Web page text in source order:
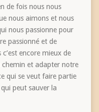
de fois nous nous
nous aimons et nous
nous passionne pour
passionné et de
encore mieux de
chemin et adapter notre
qui se veut faire partie
peut sauver la